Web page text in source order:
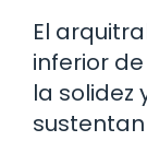
El
inferior
la solidez